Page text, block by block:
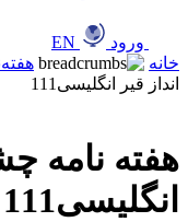
ورود
خانه
انداز قیر انگلیسی111
هفته نامه
انگلیسی111